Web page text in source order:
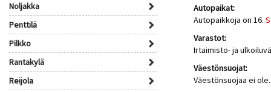
Noljakka
Penttilä
Pilkko
Rantakylä
Reijola
Autopaikat:
Autopaikkoja on 16.
Varastot:
Irtaimisto- ja
Väestönsuojat:
Väestönsuojaa ei ole.